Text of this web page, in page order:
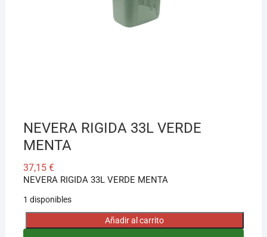
NEVERA RIGIDA 33L VERDE
MENTA
37,15 €
NEVERA RIGIDA 33L VERDE MENTA
1 disponibles
NEVERA
Añadir al carrito
¡Hola! Soy el asesor virtual de Ferretería El Arroyo.